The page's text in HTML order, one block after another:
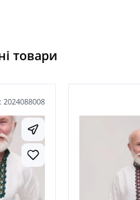
товари
2024088008